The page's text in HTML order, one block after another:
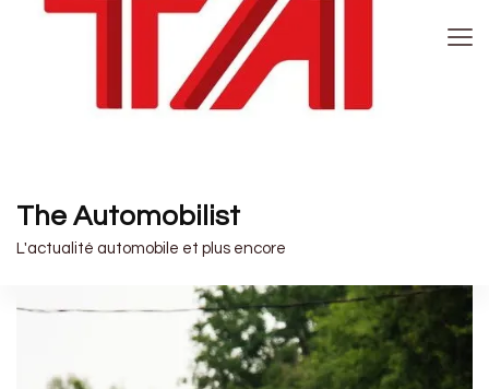
The Automobilist
L'actualité automobile et plus encore